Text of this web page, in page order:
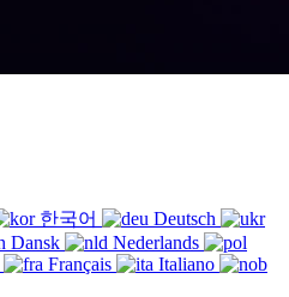
한국어
Deutsch
Dansk
Nederlands
Français
Italiano